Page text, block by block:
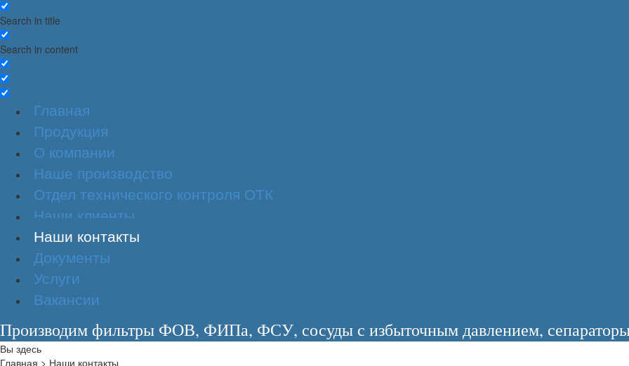
Search in title
Search in content
Главная
Продукция
О компании
Наше производство
Отдел технического контроля ОТК
Наши клиенты
Наши контакты
Документы
Услуги
Вакансии
Производим фильтры ФОВ, ФИПа, ФСУ, сосуды с избыточным давлением, сепараторы
Вы здесь
Главная > Наши контакты